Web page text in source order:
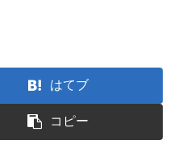
はてブ
コピー